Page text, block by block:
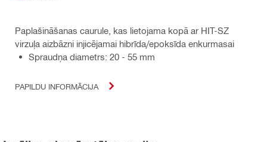
Paplašināšanas caurule, kas lietojama kopā ar HIT-SZ
virzuļa aizbāzni injicējamai hibrīda/epoksīda enkurmasai
Spraudņa diametrs: 20 - 55 mm
PAPILDU INFORMĀCIJA